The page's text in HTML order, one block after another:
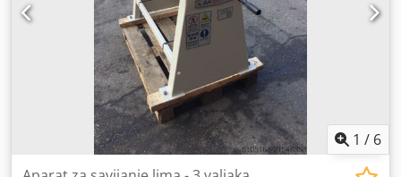
izlazi gore. - Konusno podešavanje valjaka putem pulta -
Centralni valjci se pokreću hidrauličnim motorom i
reduktorom (gornji i donji valjak) - Kalibracija
1 / 6